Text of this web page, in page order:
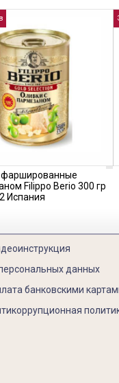
Filippo Berio 300 гр
Испания
данных
банковскими